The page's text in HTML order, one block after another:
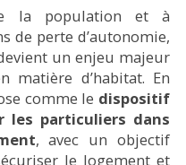
la population et à
de perte d’autonomie,
un enjeu majeur
matière d’habitat. En
comme le dispositif
les particuliers dans
, avec un objectif
le logement et